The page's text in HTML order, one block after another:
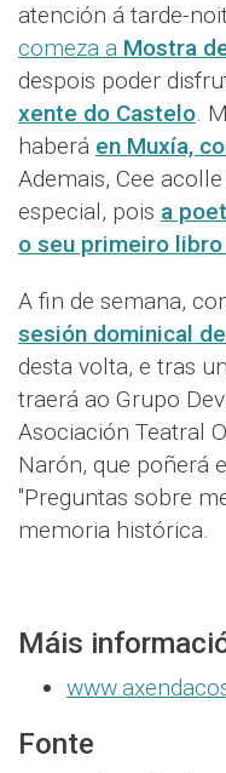
atención á tarde-
comeza a Mostra
despois poder
xente do Castelo.
haberá en Muxía,
Ademais, Cee
especial, pois a
o seu primeiro
A fin de semana,
sesión dominical
desta volta, e tras
traerá ao Grupo
Asociación Teatral
Narón, que poñerá
"Preguntas sobre
memoria histórica.
Máis
Fonte